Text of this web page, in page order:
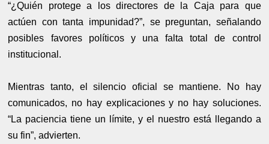
“¿Quién protege a los directores de la Caja para que
actúen con tanta impunidad?”, se preguntan, señalando
posibles favores políticos y una falta total de control
institucional.
Mientras tanto, el silencio oficial se mantiene. No hay
comunicados, no hay explicaciones y no hay soluciones.
“La paciencia tiene un límite, y el nuestro está llegando a
su fin”, advierten.